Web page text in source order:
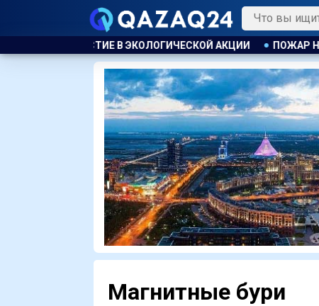
ПОЖАР НА ХИМЗАВОДЕ ПРОИЗОШЁЛ В
Магнитные бури